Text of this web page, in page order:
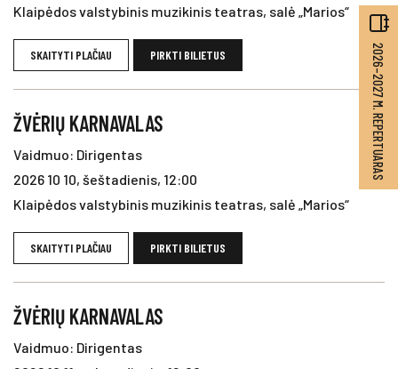
Klaipėdos valstybinis muzikinis teatras, salė „Marios“
SKAITYTI PLAČIAU PIRKTI BILIETUS
ŽVĖRIŲ KARNAVALAS
Vaidmuo: Dirigentas
2026 10 10, šeštadienis, 12:00
Klaipėdos valstybinis muzikinis teatras, salė „Marios“
SKAITYTI PLAČIAU PIRKTI BILIETUS
ŽVĖRIŲ KARNAVALAS
Vaidmuo: Dirigentas
2026–2027 M. REPERTUARAS